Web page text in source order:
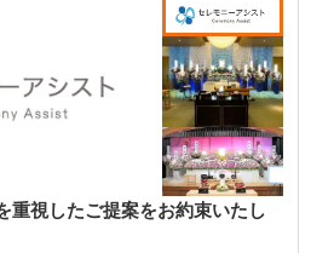
重視したご提案をお約束いたし